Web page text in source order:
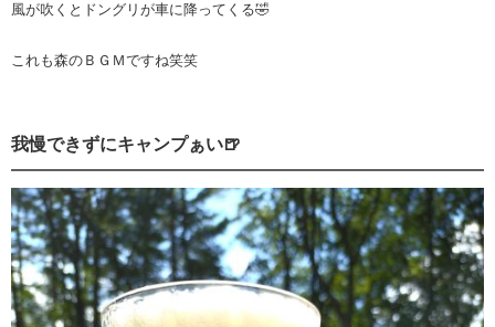
風が吹くとドングリが車に降ってくる🤣
これも森のＢＧＭですね笑笑
我慢できずにキャンプぁい🍺